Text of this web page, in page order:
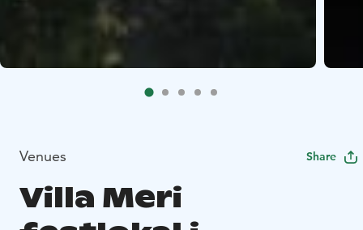
Venues Share
Villa Meri